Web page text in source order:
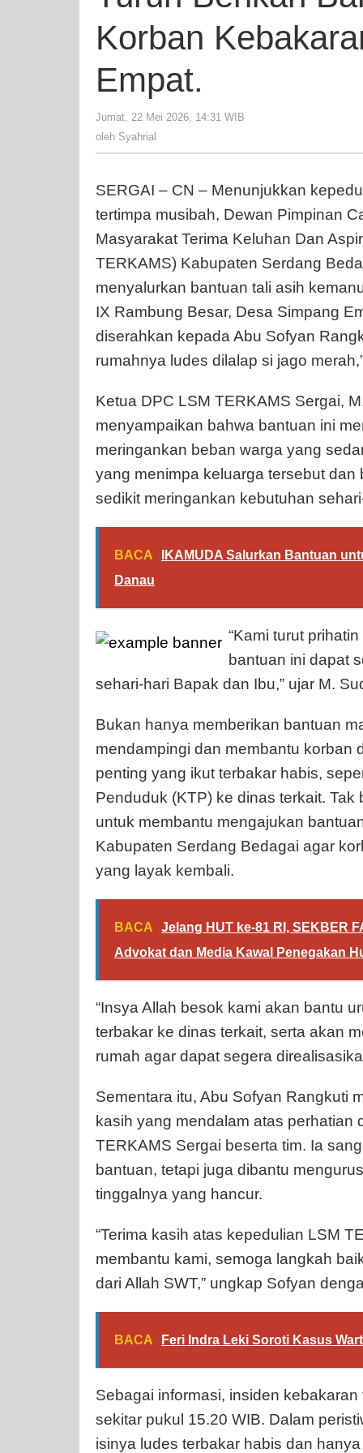
Desa
Empat.
Korban
Empat.
Jumat, 22 Mei 2026, 14:31 WIB
oleh Syahrial
SERGAI – CN – Menunjukkan
tertimpa musibah, Dewan Pimpinan
Masyarakat Terima Keluhan Dan
TERKAMS) Kabupaten Serdang
menyalurkan bantuan tali asih
IX Rambung Besar, Desa Simpang
diserahkan kepada Abu Sofyan
rumahnya ludes dilalap si jago
Ketua DPC LSM TERKAMS Sergai,
menyampaikan bahwa bantuan ini
meringankan beban warga yang
yang menimpa keluarga tersebut
sedikit meringankan kebutuhan
BACA
IKAMUDA Salurkan Bantuan
Danau
“Kami turut
bantuan ini dapat
sehari-hari Bapak dan Ibu,” ujar M.
Bukan hanya memberikan bantuan
mendampingi dan membantu korban
penting yang ikut terbakar habis,
Penduduk (KTP) ke dinas terkait.
untuk membantu mengajukan
Kabupaten Serdang Bedagai agar
yang layak kembali.
BACA
Jelang HUT ke-81 RI, SEKBER
Advokat dan Media Kawal Penegakan
“Insya Allah besok kami akan bantu
terbakar ke dinas terkait, serta akan
rumah agar dapat segera
Sementara itu, Abu Sofyan Rangkuti
kasih yang mendalam atas perhatian
TERKAMS Sergai beserta tim. Ia
bantuan, tetapi juga dibantu
tinggalnya yang hancur.
“Terima kasih atas kepedulian LSM
membantu kami, semoga langkah
dari Allah SWT,” ungkap Sofyan
BACA Feri Indra Leki Soroti Kasus
Sebagai informasi, insiden
sekitar pukul 15.20 WIB. Dalam
isinya ludes terbakar habis dan